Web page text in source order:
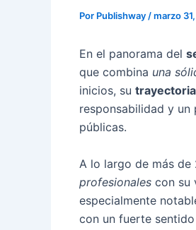
Por Publishway/marzo
En el panorama del
que combina una
inicios, su
responsabilidad y
públicas.
A lo largo de más de
profesionales con su
especialmente
con un fuerte